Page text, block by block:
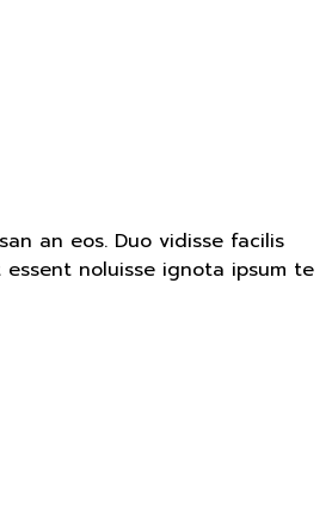
an eos. Duo vidisse facilis
noluisse ignota ipsum te